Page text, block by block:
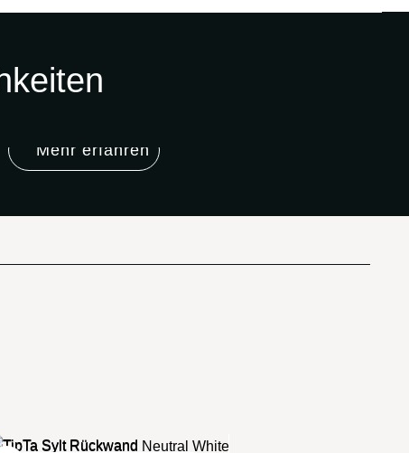
Beleuchtete Innenräume & Schränke
Mehr erfahren